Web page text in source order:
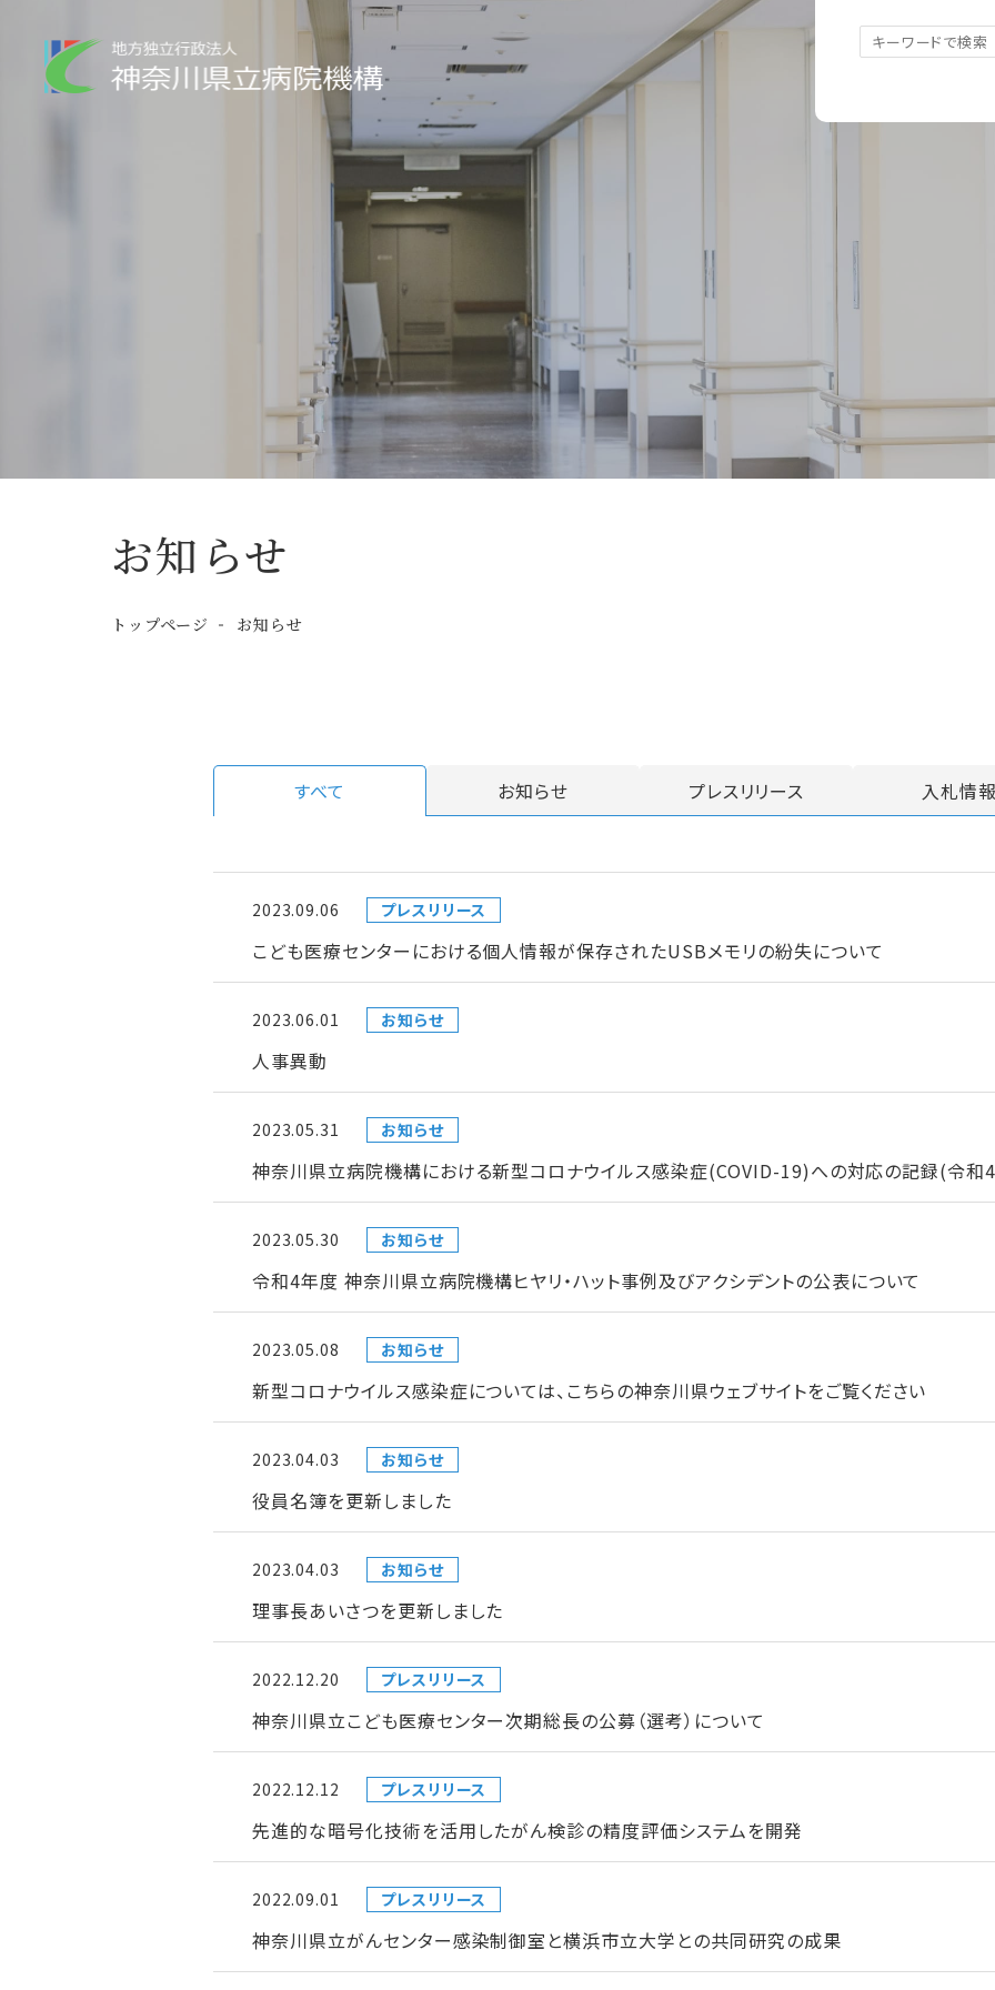
お知らせ
トップページ お知らせ
すべて お知らせ プレスリリース 入札情報
2023.09.06 プレスリリース
こども医療センターにおける個人情報が保存されたUSBメモリの紛失について
2023.06.01 お知らせ
人事異動
2023.05.31 お知らせ
神奈川県立病院機構における新型コロナウイルス感染症(COVID-19)への対応の記録(令和
2023.05.30 お知らせ
令和4年度 神奈川県立病院機構ヒヤリ・ハット事例及びアクシデントの公表について
2023.05.08 お知らせ
新型コロナウイルス感染症については、こちらの神奈川県ウェブサイトをご覧ください
2023.04.03 お知らせ
役員名簿を更新しました
2023.04.03 お知らせ
理事長あいさつを更新しました
2022.12.20 プレスリリース
神奈川県立こども医療センター次期総長の公募（選考）について
2022.12.12 プレスリリース
先進的な暗号化技術を活用したがん検診の精度評価システムを開発
2022.09.01 プレスリリース
神奈川県立がんセンター感染制御室と横浜市立大学との共同研究の成果